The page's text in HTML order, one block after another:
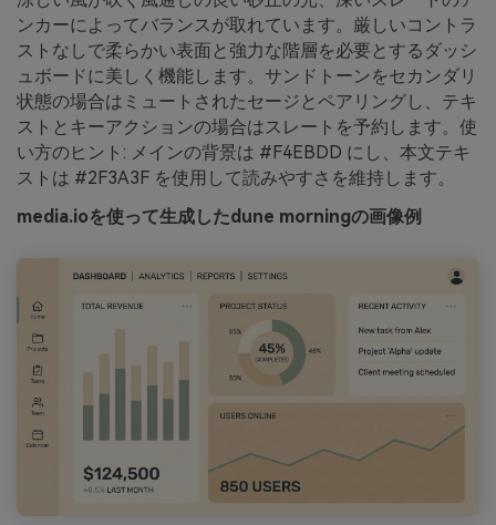
ンカーによってバランスが取れています。厳しいコントラ
ストなしで柔らかい表面と強力な階層を必要とするダッシ
ュボードに美しく機能します。サンドトーンをセカンダリ
状態の場合はミュートされたセージとペアリングし、テキ
ストとキーアクションの場合はスレートを予約します。使
い方のヒント: メインの背景は #F4EBDD にし、本文テキ
ストは #2F3A3F を使用して読みやすさを維持します。
media.ioを使って生成したdune morningの画像例